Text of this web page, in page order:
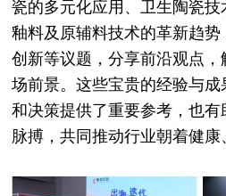
瓷的多元化应用、卫生陶瓷
釉料及原辅料技术的革新趋
创新等议题，分享前沿观点
场前景。这些宝贵的经验与成
和决策提供了重要参考，也
脉搏，共同推动行业朝着健康